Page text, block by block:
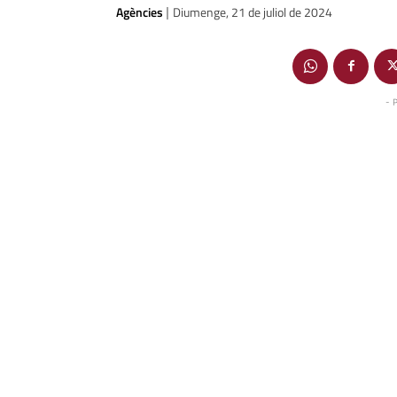
Agències | Diumenge, 21 de juliol de 2024
-